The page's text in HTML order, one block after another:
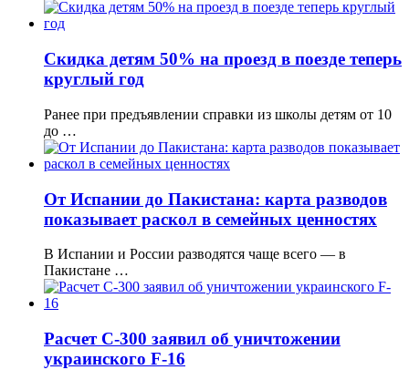
Скидка детям 50% на проезд в поезде теперь
круглый год
Ранее при предъявлении справки из школы детям от 10
до …
От Испании до Пакистана: карта разводов
показывает раскол в семейных ценностях
В Испании и России разводятся чаще всего — в
Пакистане …
Расчет С-300 заявил об уничтожении
украинского F-16